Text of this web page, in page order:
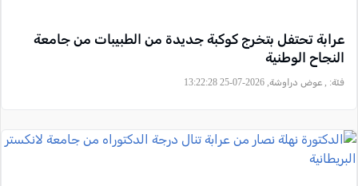
عرابة تحتفل بتخرج كوكبة جديدة من الطبيبات من جامعة
النجاح الوطنية
فئة: , عوض دراوشة, 2026-07-25 13:22:28